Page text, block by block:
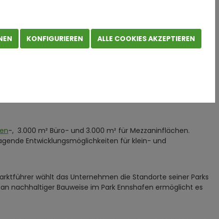
Zyklus der Immobilienentwicklung. Im Rahmen des
ersten finanzierten Projekts in Oberösterreich startet in
-, 3.000 m² Büro- und 3.000 m² für Mezzaninflächen.
Entwicklungsmöglichkeiten für klein- und
wählt das Unternehmen die Standorte seiner Parks
nachhaltiger Bauweise im Park Ennshafen ermöglicht es
KONFIGURIEREN ALLE COOKIES AKZEPTIEREN